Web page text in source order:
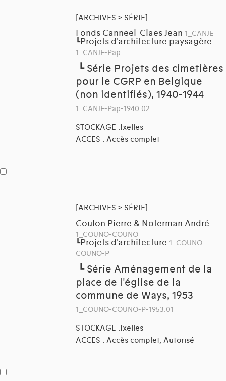
[ARCHIVES > SÉRIE]
Fonds Canneel-Claes Jean 1_CANJE
┗Projets d'architecture paysagère
1_CANJE-Pap
┗ Série Projets des cimetières
pour le CGRP en Belgique
(non identifiés), 1940-1944
1_CANJE-Pap-1940.02
STOCKAGE :Ixelles
ACCES : Accès complet
[ARCHIVES > SÉRIE]
Coulon Pierre & Noterman André
1_COUNO-COUNO
┗Projets d'architecture 1_COUNO-
COUNO-P
┗ Série Aménagement de la
place de l'église de la
commune de Ways, 1953
1_COUNO-COUNO-P-1953.01
STOCKAGE :Ixelles
ACCES : Accès complet, Autorisé